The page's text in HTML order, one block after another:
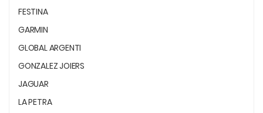
FESTINA
GARMIN
GLOBAL ARGENTI
GONZALEZ JOIERS
JAGUAR
LA PETRA